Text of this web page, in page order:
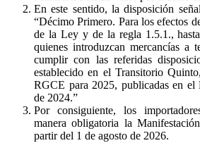
En este sentido, la disposición
“Décimo Primero. Para los efectos
de la Ley y de la regla 1.5.1.,
quienes introduzcan mercancías a
cumplir con las referidas
establecido en el Transitorio
RGCE para 2025, publicadas en
de 2024.”
Por consiguiente, los
manera obligatoria la
partir del 1 de agosto de 2026.